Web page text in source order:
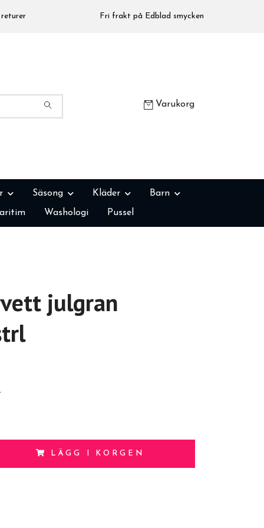
Fri frakt på Edblad smycken
Varukorg
Säsong Kläder Barn
Washologi Pussel
julgran
LÄGG I KORGEN